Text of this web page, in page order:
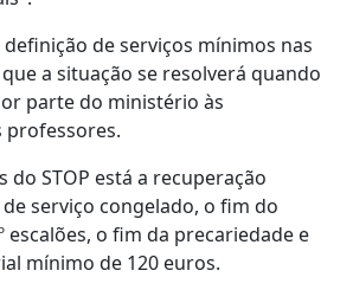
definição de serviços mínimos nas
a situação se resolverá quando
parte do ministério às
professores.
do STOP está a recuperação
serviço congelado, o fim do
escalões, o fim da precariedade e
mínimo de 120 euros.